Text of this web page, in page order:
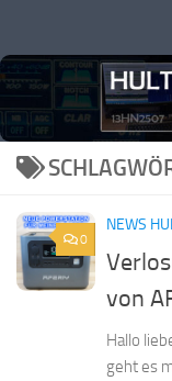
0
NEWS
von
Hallo
geht es